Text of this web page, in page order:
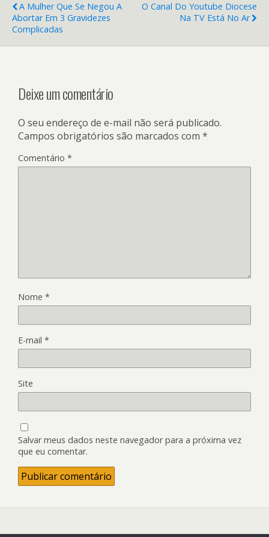
A Mulher Que Se Negou A
Abortar Em 3 Gravidezes
Complicadas
O Canal Do Youtube Diocese
Na TV Está No Ar
Deixe um comentário
O seu endereço de e-mail não será publicado.
Campos obrigatórios são marcados com *
Comentário *
Nome *
E-mail *
Site
Salvar meus dados neste navegador para a próxima vez
que eu comentar.